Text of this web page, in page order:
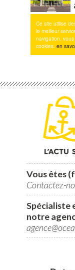
Vous êtes
Contactez-
Spécialiste
notre